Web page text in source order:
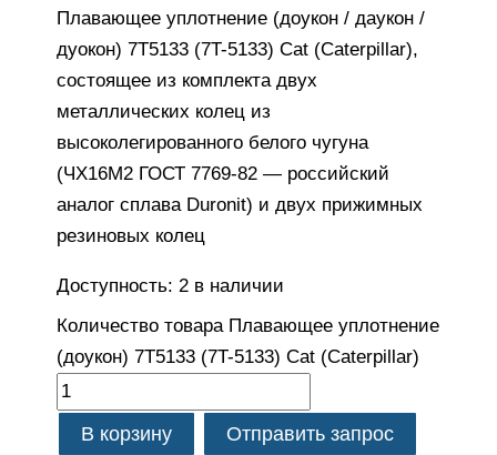
Плавающее уплотнение (доукон / даукон /
дуокон) 7T5133 (7T-5133) Cat (Caterpillar),
состоящее из комплекта двух
металлических колец из
высоколегированного белого чугуна
(ЧХ16М2 ГОСТ 7769-82 — российский
аналог сплава Duronit) и двух прижимных
резиновых колец
Доступность: 2 в наличии
Количество товара Плавающее уплотнение
(доукон) 7T5133 (7T-5133) Cat (Caterpillar)
В корзину Отправить запрос